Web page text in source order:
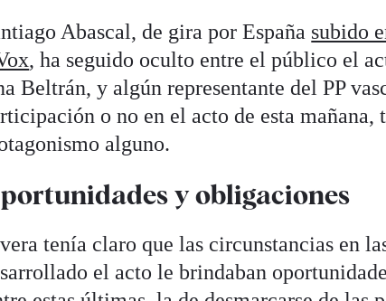
Abascal, de gira por España subido
, ha seguido oculto entre el público el
Beltrán, y algún representante del PP
o no en el acto de esta mañana,
alguno.
y obligaciones
tenía claro que las circunstancias en
el acto le brindaban